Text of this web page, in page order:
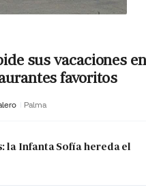
sus vacaciones en
favoritos
Palma
la Infanta Sofía hereda el